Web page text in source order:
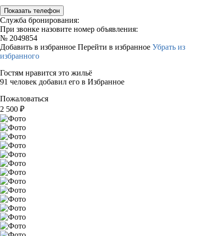
Показать телефон
Служба бронирования:
При звонке назовите номер объявления:
№ 2049854
Добавить в избранное Перейти в избранное Убрать из
избранного
Гостям нравится это жильё
91 человек добавил его в Избранное
Пожаловаться
2 500 ₽